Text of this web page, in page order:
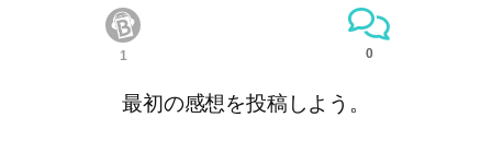
1 0
最初の感想を投稿しよう。